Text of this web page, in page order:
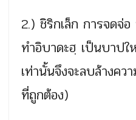
2.) ชิริกเล็ก การจดจ่
ทำอิบาดะฮฺ เป็นบาป
เท่านั้นจึงจะลบล้างค
ที่ถูกต้อง)